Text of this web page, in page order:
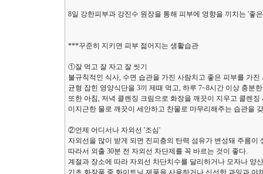
8일 강한피부과 강진수 원장을 통해 피부에 영향을 끼치는 '좋
***꾸준히 지키면 피부 젊어지는 생활습관
①잘 먹고 잘 자고 잘 씻기
불규칙적인 식사, 수면 습관을 가진 사람치고 좋은 피부를 가진
균형 잡힌 영양식단을 3끼 제때 먹고, 하루 7~8시간 이상 충분
또한 아침, 저녁 클렌징 크림으로 화장을 깨끗이 지우고 클렌징
미지근한 물로 깨끗이 세안하고 찬물로 마무리해주는 습관을
②언제 어디서나 자외선 '조심'
자외선을 많이 받게 되면 진피층의 탄력 섬유가 변성돼 주름
따라서 외출 30분 전 자외선 차단제를 꼭 바르는 것이 좋다.
계절과 장소에 따라 자외선 차단치수를 달리하거나 모자나 양
기초 화장품 중 화이트닝 제품을 사용하거나 신선한 과일과